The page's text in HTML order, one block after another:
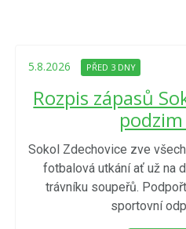
5.8.2026 PŘED 3 DNY
Rozpis zápasů
Sokol Zdechovice zve
fotbalová utkání ať už na
trávníku soupeřů.
sportovní